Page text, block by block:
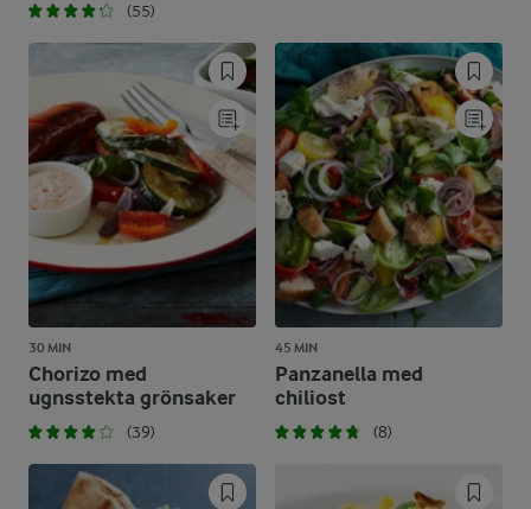
(55)
30 MIN
Chorizo med
ugnsstekta grönsaker
(39)
45 MIN
Panzanella med
chiliost
(8)